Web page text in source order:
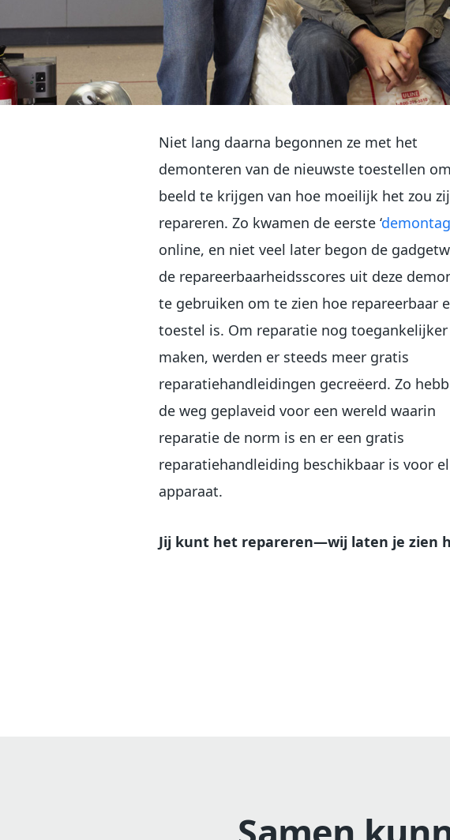
Niet lang daarna begonnen ze met het
demonteren van de nieuwste toestellen
beeld te krijgen van hoe moeilijk het zou
repareren. Zo kwamen de eerste ‘
online, en niet veel later begon de
de repareerbaarheidsscores uit deze
te gebruiken om te zien hoe repareerbaar
toestel is. Om reparatie nog
maken, werden er steeds meer gratis
reparatiehandleidingen gecreëerd. Zo
de weg geplaveid voor een wereld waarin
reparatie de norm is en er een gratis
reparatiehandleiding beschikbaar is voor
apparaat.
Jij kunt het repareren—wij laten je zien